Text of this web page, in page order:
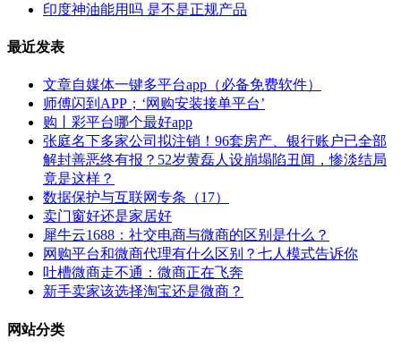
印度神油能用吗 是不是正规产品
最近发表
文章自媒体一键多平台app（必备免费软件）
师傅闪到APP；‘网购安装接单平台’
购丨彩平台哪个最好app
张庭名下多家公司拟注销！96套房产、银行账户已全部
解封善恶终有报？52岁黄磊人设崩塌陷丑闻，惨淡结局
竟是这样？
数据保护与互联网专条（17）
卖门窗好还是家居好
犀牛云1688：社交电商与微商的区别是什么？
网购平台和微商代理有什么区别？七人模式告诉你
吐槽微商走不通：微商正在飞奔
新手卖家该选择淘宝还是微商？
网站分类